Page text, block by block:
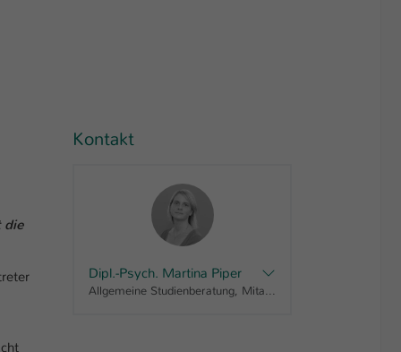
die
Kontakt
Dipl.-Psych. Martina Piper
Allgemeine Studienberatung, Mitarbeiterin Referat Student Life Cycle